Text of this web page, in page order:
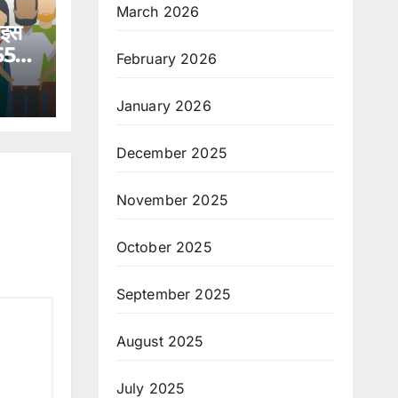
March 2026
February 2026
January 2026
December 2025
November 2025
October 2025
September 2025
August 2025
July 2025